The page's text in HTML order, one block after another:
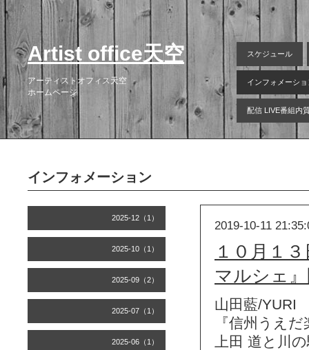
Artist office天空
アーティストオフィス天空
ホームページ
スケジュール
インフォメーショ
配信 LIVE番組内
2025-12（1）
2025-10（1）
2025-09（2）
2025-07（1）
2025-06（1）
インフォメーション
2019-10-11
１０月１
マルシェ
山田藍/YURI
『信州うえ
上田 道と川